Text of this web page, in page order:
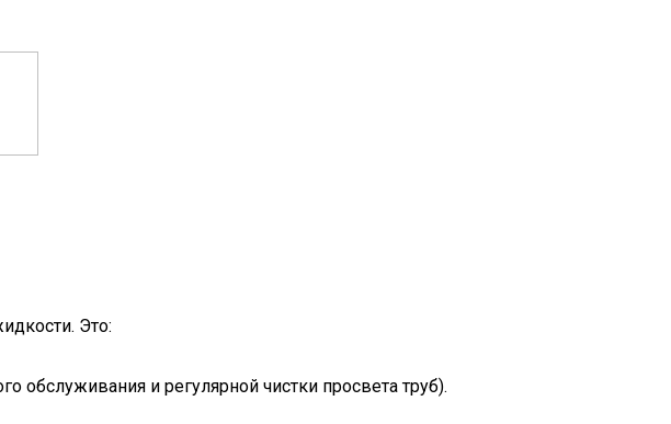
Это:
обслуживания и регулярной чистки просвета труб).